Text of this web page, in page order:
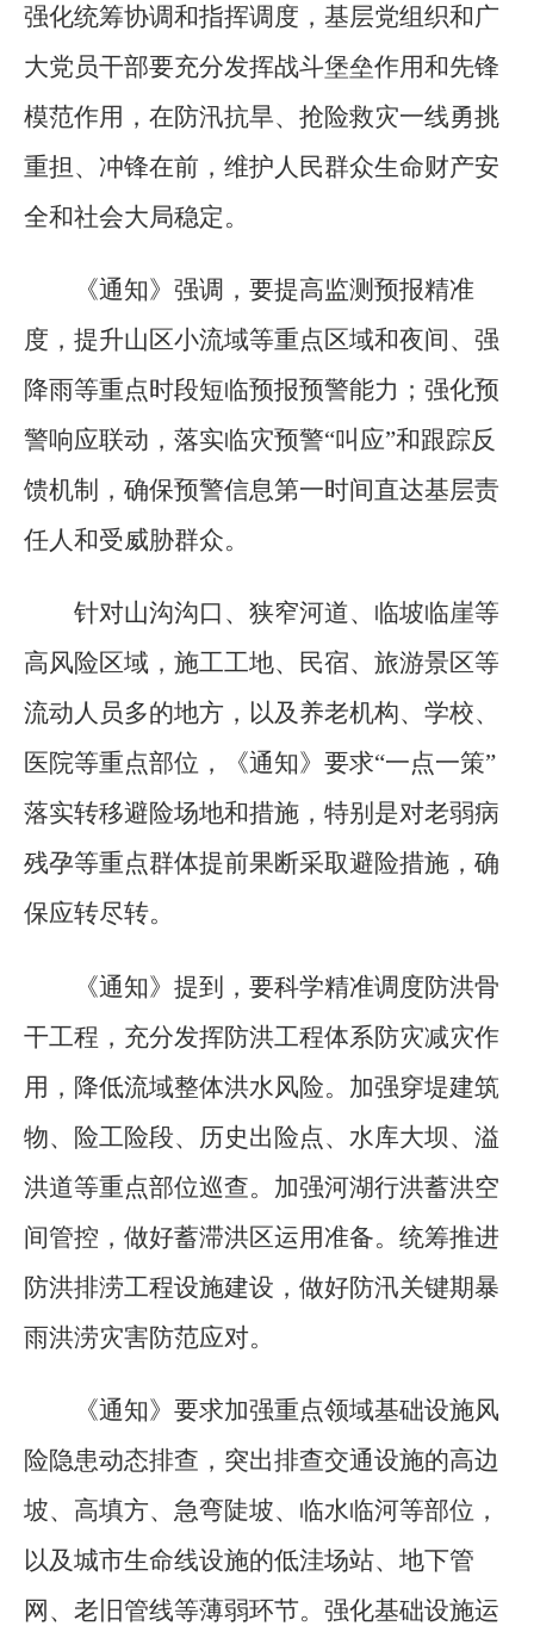
强化统筹协调和指挥调度，基层党组织和广
大党员干部要充分发挥战斗堡垒作用和先锋
模范作用，在防汛抗旱、抢险救灾一线勇挑
重担、冲锋在前，维护人民群众生命财产安
全和社会大局稳定。
《通知》强调，要提高监测预报精准
度，提升山区小流域等重点区域和夜间、强
降雨等重点时段短临预报预警能力；强化预
警响应联动，落实临灾预警“叫应”和跟踪反
馈机制，确保预警信息第一时间直达基层责
任人和受威胁群众。
针对山沟沟口、狭窄河道、临坡临崖等
高风险区域，施工工地、民宿、旅游景区等
流动人员多的地方，以及养老机构、学校、
医院等重点部位，《通知》要求“一点一策”
落实转移避险场地和措施，特别是对老弱病
残孕等重点群体提前果断采取避险措施，确
保应转尽转。
《通知》提到，要科学精准调度防洪骨
干工程，充分发挥防洪工程体系防灾减灾作
用，降低流域整体洪水风险。加强穿堤建筑
物、险工险段、历史出险点、水库大坝、溢
洪道等重点部位巡查。加强河湖行洪蓄洪空
间管控，做好蓄滞洪区运用准备。统筹推进
防洪排涝工程设施建设，做好防汛关键期暴
雨洪涝灾害防范应对。
《通知》要求加强重点领域基础设施风
险隐患动态排查，突出排查交通设施的高边
坡、高填方、急弯陡坡、临水临河等部位，
以及城市生命线设施的低洼场站、地下管
网、老旧管线等薄弱环节。强化基础设施运